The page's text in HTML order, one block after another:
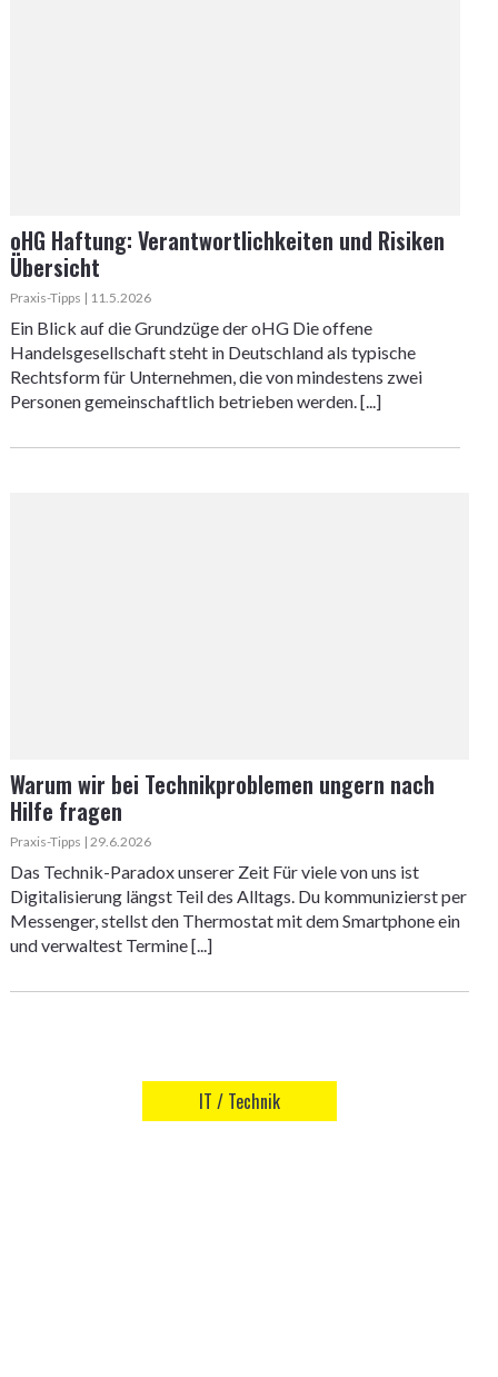
oHG Haftung: Verantwortlichkeiten und Risiken
Übersicht
Praxis-Tipps | 11.5.2026
Ein Blick auf die Grundzüge der oHG Die offene
Handelsgesellschaft steht in Deutschland als typische
Rechtsform für Unternehmen, die von mindestens zwei
Personen gemeinschaftlich betrieben werden. [...]
Warum wir bei Technikproblemen ungern nach
Hilfe fragen
Praxis-Tipps | 29.6.2026
Das Technik-Paradox unserer Zeit Für viele von uns ist
Digitalisierung längst Teil des Alltags. Du kommunizierst per
Messenger, stellst den Thermostat mit dem Smartphone ein
und verwaltest Termine [...]
IT / Technik